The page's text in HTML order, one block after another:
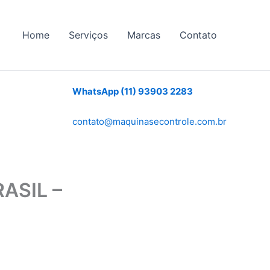
Home Serviços Marcas Contato
WhatsApp (11) 93903 2283
contato@maquinasecontrole.com.br
–